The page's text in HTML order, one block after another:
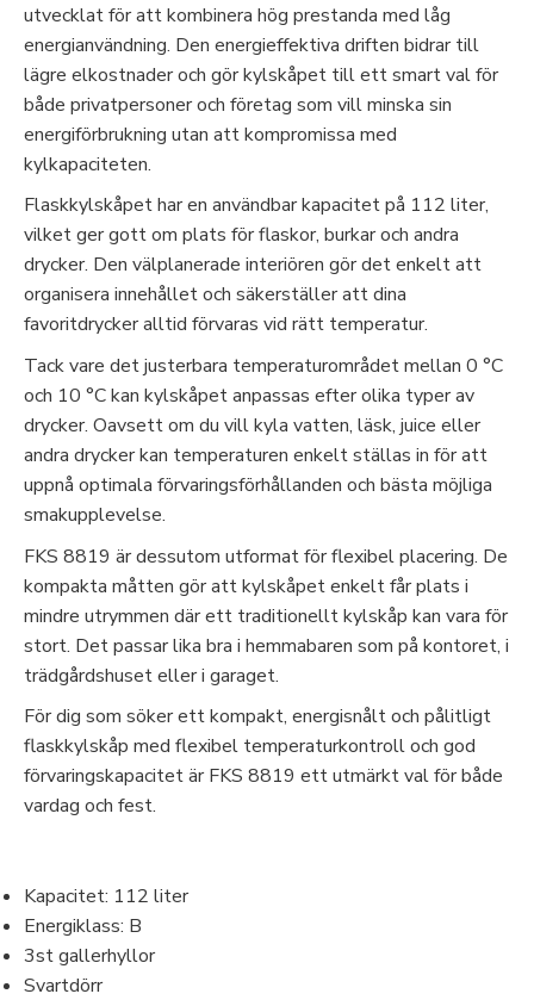
utvecklat för att kombinera hög prestanda med låg
energianvändning. Den energieffektiva driften bidrar till
lägre elkostnader och gör kylskåpet till ett smart val för
både privatpersoner och företag som vill minska sin
energiförbrukning utan att kompromissa med
kylkapaciteten.
Flaskkylskåpet har en användbar kapacitet på 112 liter,
vilket ger gott om plats för flaskor, burkar och andra
drycker. Den välplanerade interiören gör det enkelt att
organisera innehållet och säkerställer att dina
favoritdrycker alltid förvaras vid rätt temperatur.
Tack vare det justerbara temperaturområdet mellan 0 °C
och 10 °C kan kylskåpet anpassas efter olika typer av
drycker. Oavsett om du vill kyla vatten, läsk, juice eller
andra drycker kan temperaturen enkelt ställas in för att
uppnå optimala förvaringsförhållanden och bästa möjliga
smakupplevelse.
FKS 8819 är dessutom utformat för flexibel placering. De
kompakta måtten gör att kylskåpet enkelt får plats i
mindre utrymmen där ett traditionellt kylskåp kan vara för
stort. Det passar lika bra i hemmabaren som på kontoret, i
trädgårdshuset eller i garaget.
För dig som söker ett kompakt, energisnålt och pålitligt
flaskkylskåp med flexibel temperaturkontroll och god
förvaringskapacitet är FKS 8819 ett utmärkt val för både
vardag och fest.
Kapacitet: 112 liter
Energiklass: B
3st gallerhyllor
Svartdörr